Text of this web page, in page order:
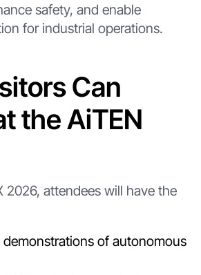
safety, and enable
for industrial operations.
Can
the AiTEN
2026, attendees will have the
demonstrations of autonomous